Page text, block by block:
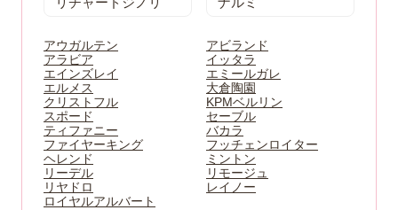
アウガルテン
アビランド
アラビア
イッタラ
エインズレイ
エミールガレ
エルメス
大倉陶園
クリストフル
KPMベルリン
スポード
セーブル
ティファニー
バカラ
ファイヤーキング
フッチェンロイター
ヘレンド
ミントン
リーデル
リモージュ
リヤドロ
レイノー
ロイヤルアルバート